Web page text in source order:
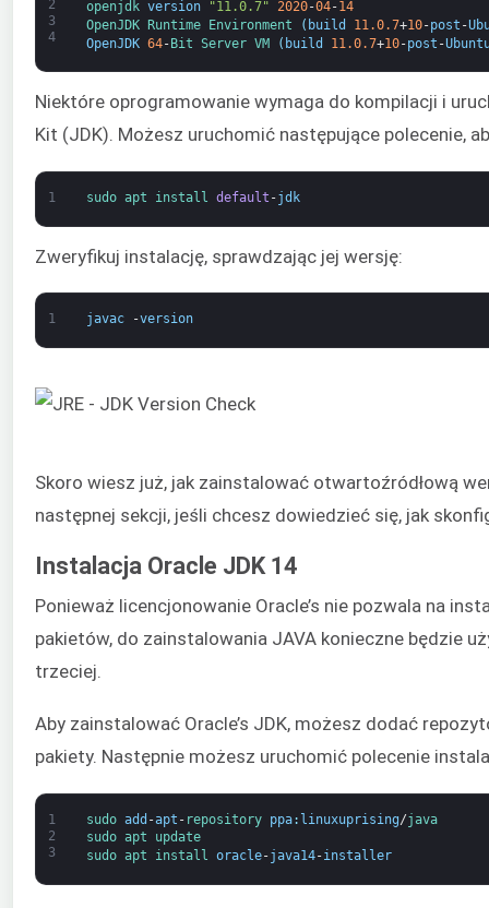
2
3
4
openjdk version "11.0.7" 2020-04-14
OpenJDK
Runtime Environment ( build 11.0.7+10-post -
OpenJDK 64-Bit Server VM ( build 11.0.7+10-post -
Niektóre oprogramowanie wymaga do kompilacji i
Kit (JDK). Możesz uruchomić następujące polecenie,
1 sudo apt install default -jdk
Zweryfikuj instalację, sprawdzając jej wersję:
1 javac -version
Skoro wiesz już, jak zainstalować otwartoźródłową
następnej sekcji, jeśli chcesz dowiedzieć się, jak
Instalacja Oracle JDK 14
Ponieważ licencjonowanie Oracle’s nie pozwala na
pakietów, do zainstalowania JAVA konieczne będzie
trzeciej.
Aby zainstalować Oracle’s JDK, możesz dodać
pakiety. Następnie możesz uruchomić polecenie
1
2
3
sudo add -apt - repository ppa: linuxuprising/java
sudo apt
update
sudo apt install oracle-java14-installer